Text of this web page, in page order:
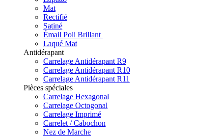
Mat
Rectifié
Satiné
Émail Poli Brillant
Laqué Mat
Antidérapant
Carrelage Antidérapant R9
Carrelage Antidérapant R10
Carrelage Antidérapant R11
Pièces spéciales
Carrelage Hexagonal
Carrelage Octogonal
Carrelage Imprimé
Carrelet / Cabochon
Nez de Marche